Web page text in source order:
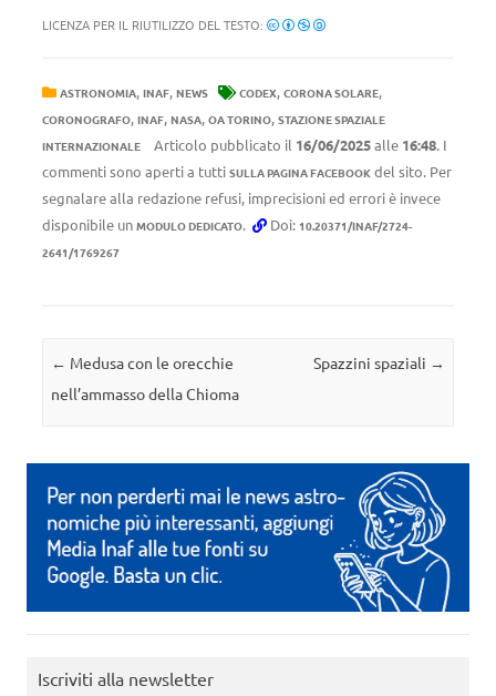
LICENZA PER IL RIUTILIZZO DEL TESTO:
ASTRONOMIA, INAF, NEWS CODEX, CORONA SOLARE,
CORONOGRAFO, INAF, NASA, OA TORINO, STAZIONE SPAZIALE
INTERNAZIONALE
Articolo pubblicato il 16/06/2025alle 16:48. I
commenti sono aperti a tutti SULLA PAGINA FACEBOOK del sito. Per
segnalare alla redazione refusi, imprecisioni ed errori è invece
disponibile un MODULO DEDICATO. Doi: 10.20371/INAF/2724-
2641/1769267
Navigazione articolo
← Medusa con le orecchie
nell’ammasso della Chioma
Spazzini spaziali →
Iscriviti alla newsletter